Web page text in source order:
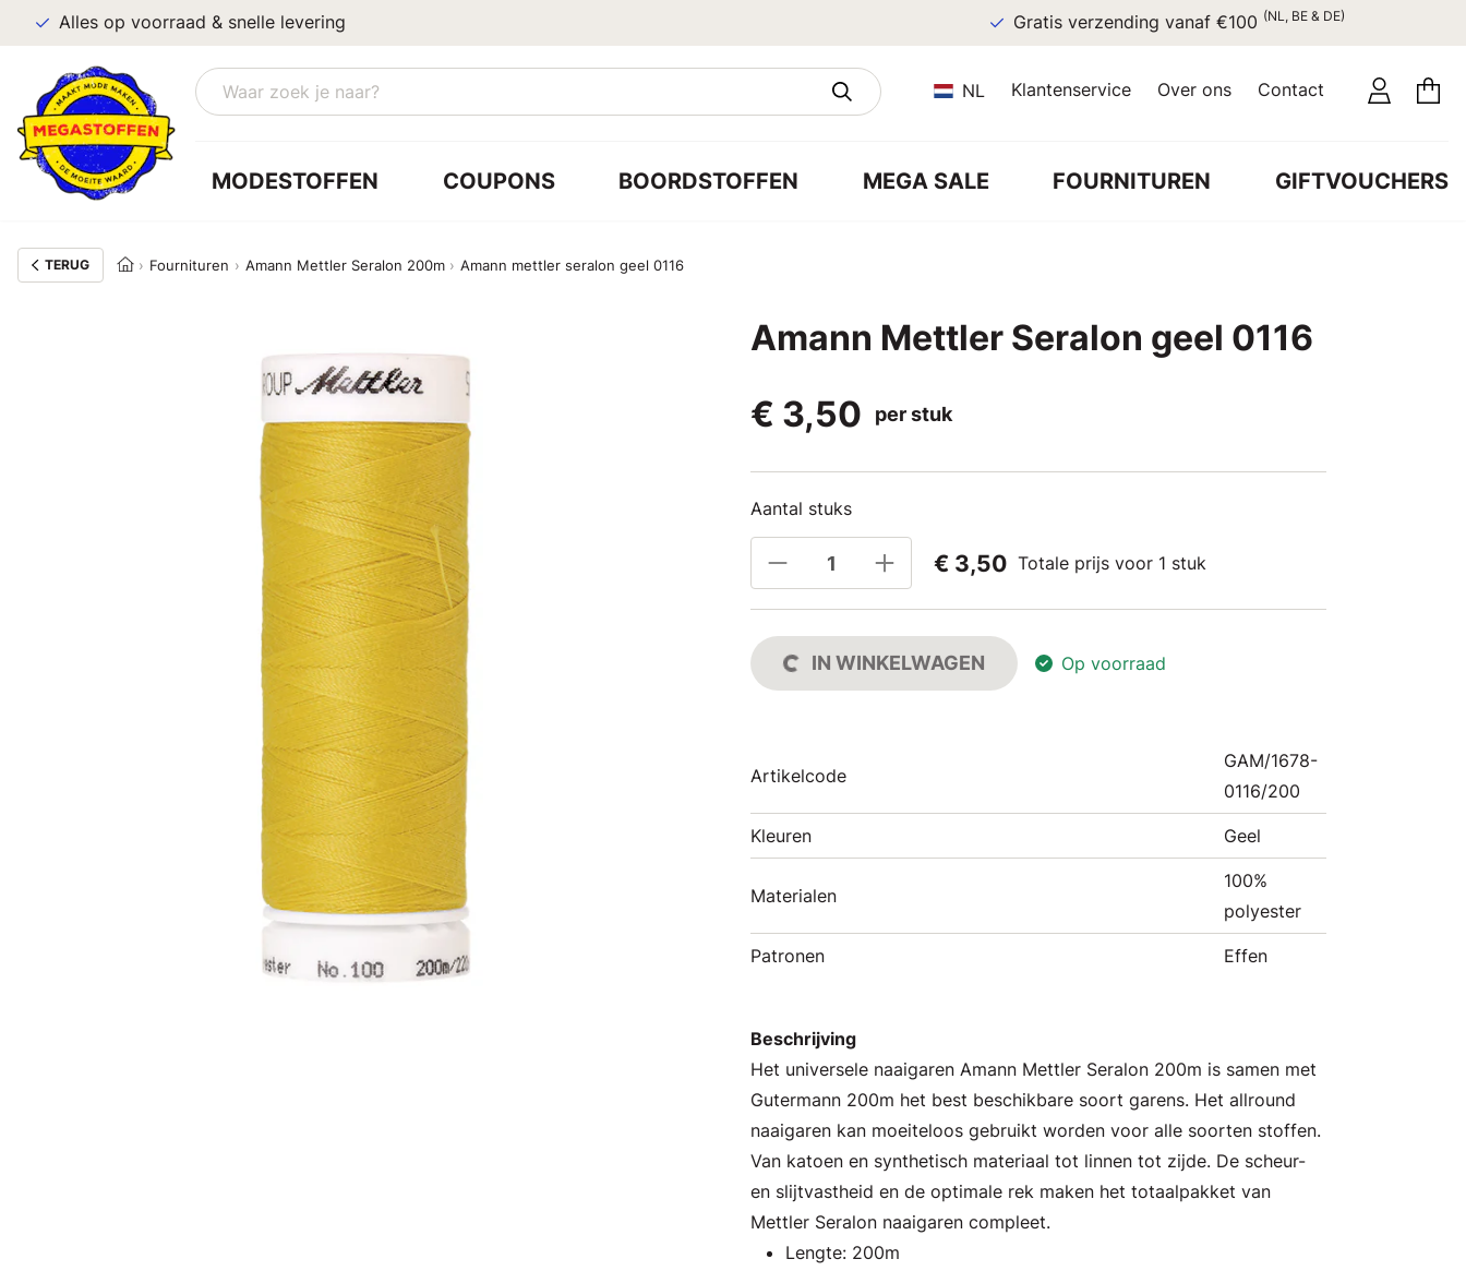
Alles op voorraad & snelle levering Gratis verzending vanaf €100 (NL, BE & DE)
NL Klantenservice Over ons Contact
MODESTOFFEN COUPONS BOORDSTOFFEN MEGA SALE FOURNITUREN GIFTVOUCHERS
TERUG Fournituren Amann Mettler Seralon 200m Amann mettler seralon geel 0116
Amann Mettler Seralon geel 0116
€ 3,50
per stuk
Aantal stuks
€ 3,50 Totale prijs voor 1 stuk
IN WINKELWAGEN Op voorraad
Artikelcode
GAM/1678-
0116/200
Kleuren Geel
Materialen
100%
polyester
Patronen Effen
Beschrijving
Het universele naaigaren Amann Mettler Seralon 200m is samen met
Gutermann 200m het best beschikbare soort garens. Het allround
naaigaren kan moeiteloos gebruikt worden voor alle soorten stoffen.
Van katoen en synthetisch materiaal tot linnen tot zijde. De scheur-
en slijtvastheid en de optimale rek maken het totaalpakket van
Mettler Seralon naaigaren compleet.
Lengte: 200m